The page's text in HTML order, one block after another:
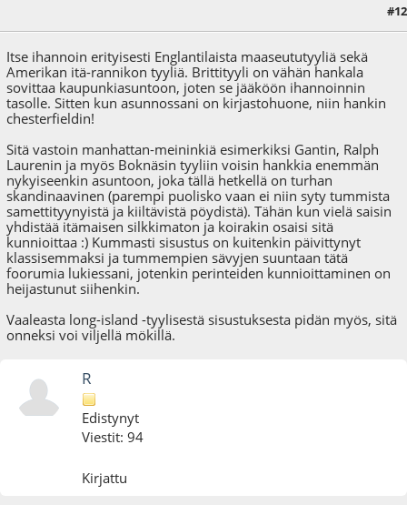
#12
Itse ihannoin erityisesti Englantilaista maaseututyyliä sekä
Amerikan itä-rannikon tyyliä. Brittityyli on vähän hankala
sovittaa kaupunkiasuntoon, joten se jääköön ihannoinnin
tasolle. Sitten kun asunnossani on kirjastohuone, niin hankin
chesterfieldin!
Sitä vastoin manhattan-meininkiä esimerkiksi Gantin, Ralph
Laurenin ja myös Boknäsin tyyliin voisin hankkia enemmän
nykyiseenkin asuntoon, joka tällä hetkellä on turhan
skandinaavinen (parempi puolisko vaan ei niin syty tummista
samettityynyistä ja kiiltävistä pöydistä). Tähän kun vielä saisin
yhdistää itämaisen silkkimaton ja koirakin osaisi sitä
kunnioittaa :) Kummasti sisustus on kuitenkin päivittynyt
klassisemmaksi ja tummempien sävyjen suuntaan tätä
foorumia lukiessani, jotenkin perinteiden kunnioittaminen on
heijastunut siihenkin.
Vaaleasta long-island -tyylisestä sisustuksesta pidän myös, sitä
onneksi voi viljellä mökillä.
R
Edistynyt
Viestit: 94
Kirjattu